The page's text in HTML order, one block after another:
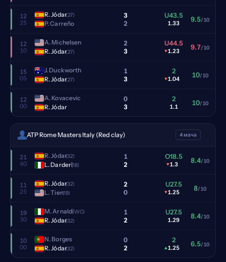
12
25
R. Jódar(27)
P. Carreño
3
2
U43.5
1.33 9.5/10
12
10
A. Michelsen
R. Jódar(27)
2
3
U44.5
▾1.23 9.7/10
15
05
J. Duckworth
R. Jódar(27)
1
3
2
▾1.04 10/10
12
00
A. Kovacevic
R. Jódar
0
3
2
1.1 10/10
ATP Rome Masters Italy (Red clay) 4 мача
21
40
R. Jódar(32)
L. Darderi(18)
1
2
O18.5
▾1.3 8.4/10
11
25
R. Jódar(32)
L. Tien(19)
2
0
U27.5
▾1.25 8/10
19
30
M. Arnaldi(WC)
R. Jódar(32)
1
2
U27.5
1.29 8.4/10
10
00
N. Borges
R. Jódar(32)
0
2
2
▴1.25 6.5/10